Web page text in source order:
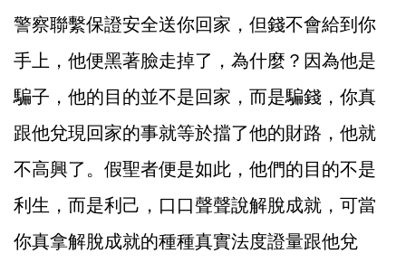
警察聯繫保證安全送你回家，但錢不會給到你
手上，他便黑著臉走掉了，為什麼？因為他是
騙子，他的目的並不是回家，而是騙錢，你真
跟他兌現回家的事就等於擋了他的財路，他就
不高興了。假聖者便是如此，他們的目的不是
利生，而是利己，口口聲聲說解脫成就，可當
你真拿解脫成就的種種真實法度證量跟他兌